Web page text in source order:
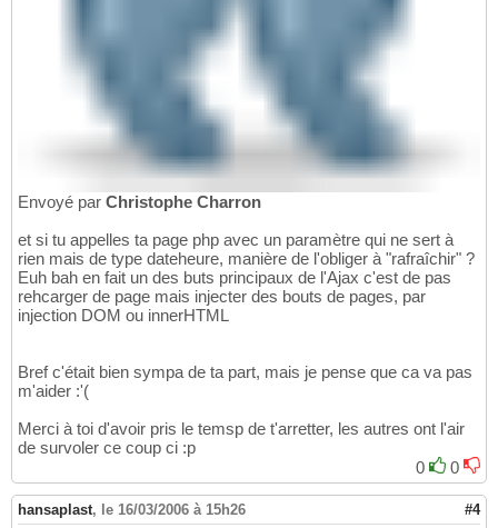
Envoyé par Christophe Charron
et si tu appelles ta page php avec un paramètre qui ne sert à
rien mais de type dateheure, manière de l'obliger à "rafraîchir" ?
Euh bah en fait un des buts principaux de l'Ajax c'est de pas
rehcarger de page mais injecter des bouts de pages, par
injection DOM ou innerHTML
Bref c'était bien sympa de ta part, mais je pense que ca va pas
m'aider :'(
Merci à toi d'avoir pris le temsp de t'arretter, les autres ont l'air
de survoler ce coup ci :p
0
0
hansaplast, le 16/03/2006 à 15h26 #4